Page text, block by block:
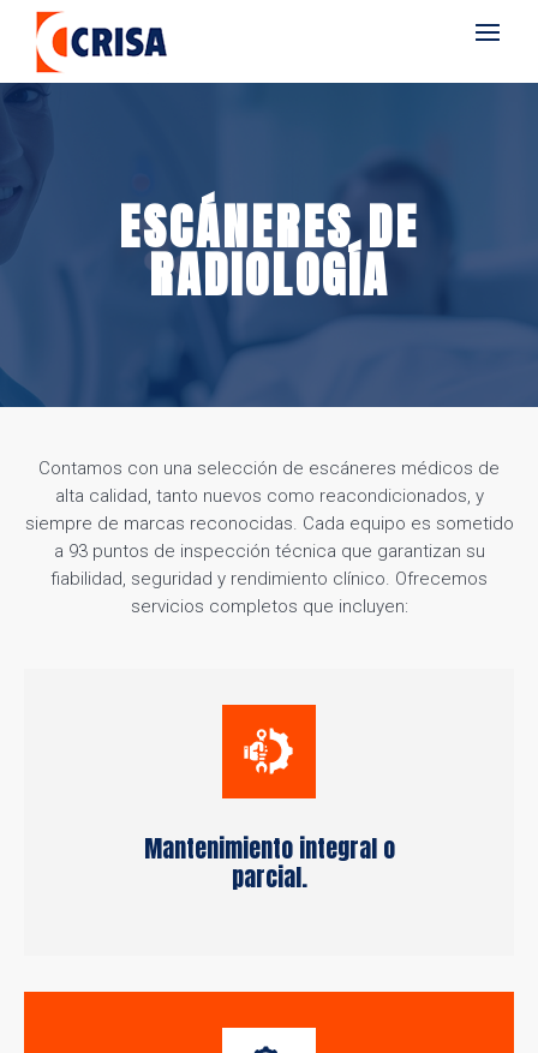
ESCÁNERES DE
RADIOLOGÍA
Contamos con una selección de escáneres médicos de
alta calidad, tanto nuevos como reacondicionados, y
siempre de marcas reconocidas. Cada equipo es sometido
a 93 puntos de inspección técnica que garantizan su
fiabilidad, seguridad y rendimiento clínico. Ofrecemos
servicios completos que incluyen:
Mantenimiento integral o
parcial.